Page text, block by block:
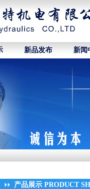
新品发布 新闻
产品展示 PRODUCT